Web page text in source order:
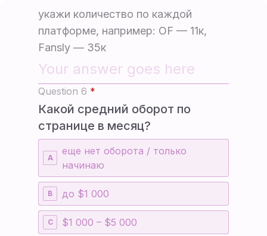
укажи количество по каждой
платформе, например: OF — 11к,
Fansly — 35к
Question 6 *
Какой средний оборот по
странице в месяц?
A
еще нет оборота / только
начинаю
B до $1 000
C $1 000 – $5 000